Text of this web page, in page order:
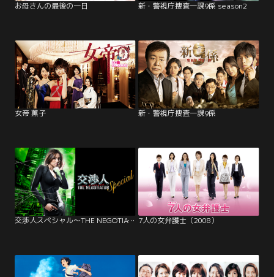
お母さんの最後の一日 新・警視庁捜査一課9係 season2
女帝 薫子 新・警視庁捜査一課9係
交渉人スペシャル～THE NEGOTIATOR～ 7人の女弁護士（2008）